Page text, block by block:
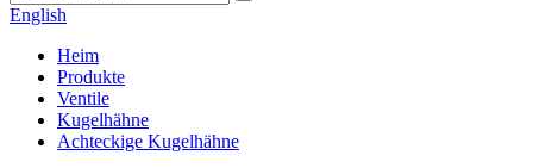
English
Heim
Produkte
Ventile
Kugelhähne
Achteckige Kugelhähne